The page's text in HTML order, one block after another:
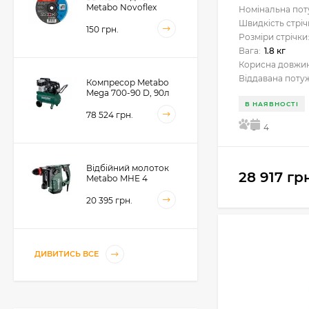
Номінальна
Швидкість
Розміри стрічки:
Вага: 1.8 кг
Корисна
Віддавана
В НАЯВНОСТІ
5 4
28 917
Metabo Novoflex
(616468000)
150 грн.
Компресор Metabo
Mega 700-90 D, 90л
78 524 грн.
Відбійний молоток
Metabo MHE 4
20 395 грн.
Акумуляторний
ДИВИТИСЬ ВСЕ